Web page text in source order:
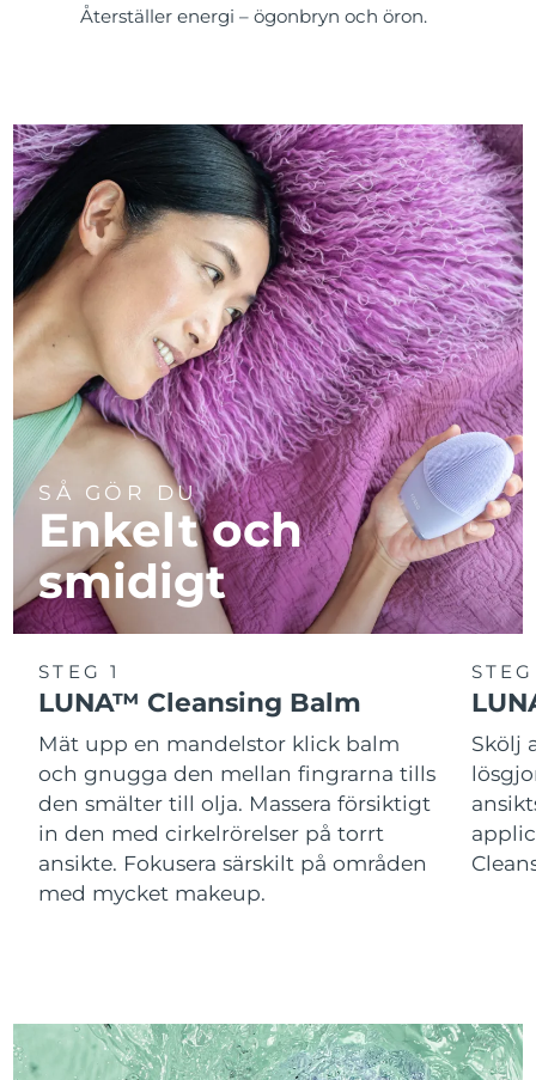
Återställer energi – ögonbryn och öron.
SÅ GÖR DU
Enkelt och
smidigt
STEG 1
LUNA™ Cleansing Balm
Mät upp en mandelstor klick balm
och gnugga den mellan fingrarna tills
den smälter till olja. Massera försiktigt
in den med cirkelrörelser på torrt
ansikte. Fokusera särskilt på områden
med mycket makeup.
Skölj